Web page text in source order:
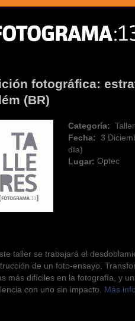
fotográfica:
(BR)
Categoría:
Fecha: 3
día)
Lugar: Optec
taller se trabajará el
de un foto-ensayo.
más difíciles en la fotografía, y
con uno sin impacto. Más